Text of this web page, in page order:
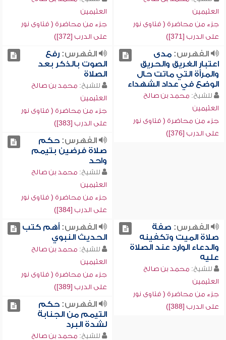
العثيمين
جزء من محاضرة ( فتاوى نور
على الدرب [371])
العثيمين
جزء من محاضرة ( فتاوى نور
على الدرب [372])
الفهرس:مدى
اعتبار الغريق والحريق
والمرأة التي ماتت حال
الوضع في عداد الشهداء
للشيخ: محمد بن صالح
العثيمين
جزء من محاضرة ( فتاوى نور
على الدرب [376])
الفهرس:رفع
الصوت بالذكر بعد
الصلاة
للشيخ: محمد بن صالح
العثيمين
جزء من محاضرة ( فتاوى نور
على الدرب [383])
الفهرس:حكم
صلاة فرضين بتيمم
واحد
للشيخ: محمد بن صالح
العثيمين
جزء من محاضرة ( فتاوى نور
على الدرب [384])
الفهرس: صفة
صلاة الميت وتكفينه
والدعاء الوارد عند الصلاة
عليه
للشيخ: محمد بن صالح
العثيمين
جزء من محاضرة ( فتاوى نور
على الدرب [388])
الفهرس:أهم كتب
الحديث النبوي
للشيخ: محمد بن صالح
العثيمين
جزء من محاضرة ( فتاوى نور
على الدرب [389])
الفهرس:حكم
التيمم من الجنابة
لشدة البرد
للشيخ: محمد بن صالح